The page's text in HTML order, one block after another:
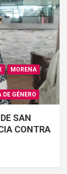
MORENA
GÉNERO
SAN
CONTRA